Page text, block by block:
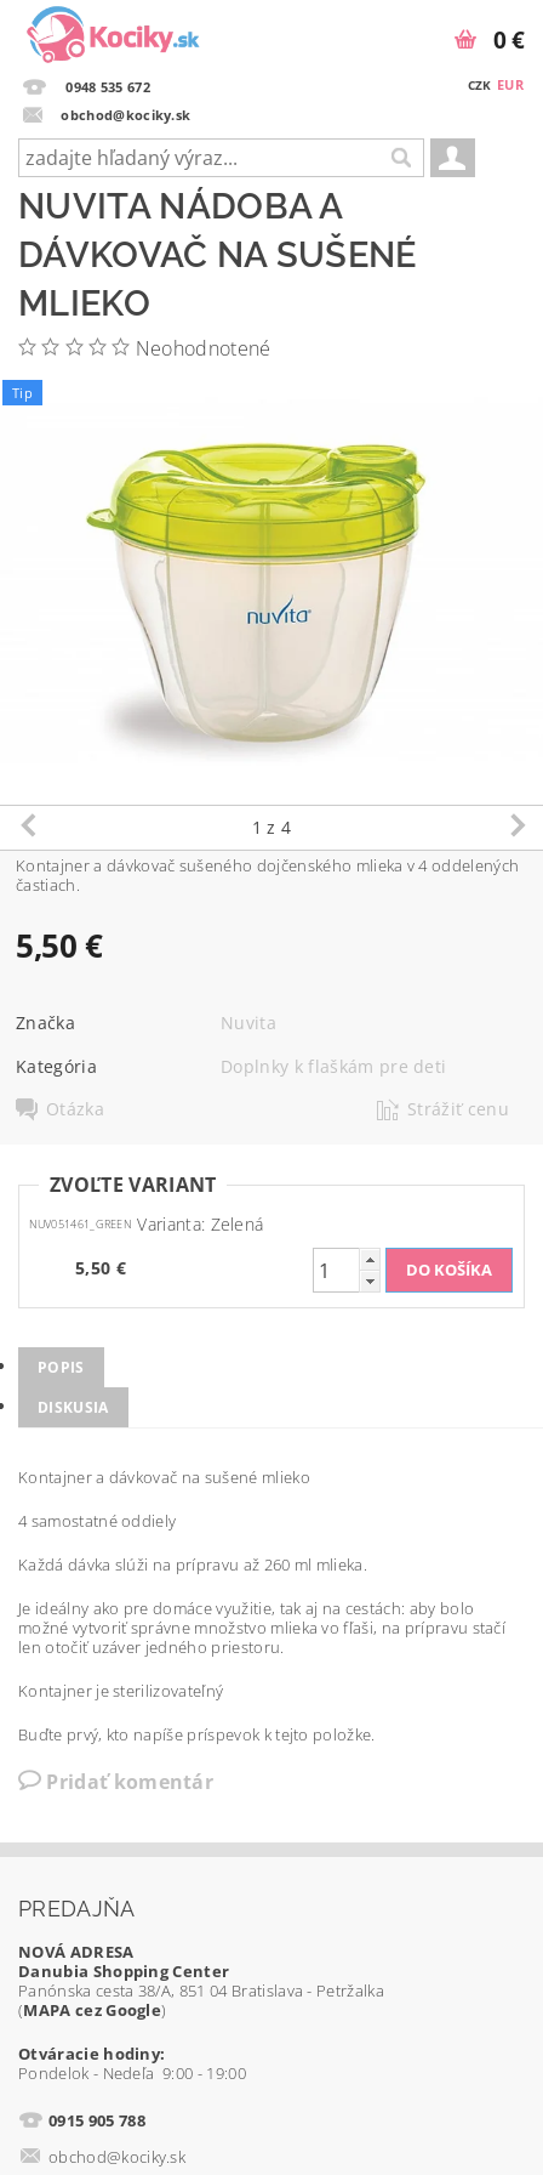
0948 535 672
obchod@kociky.sk
CZK EUR
0 €
NUVITA NÁDOBA A
DÁVKOVAČ NA SUŠENÉ
MLIEKO
Neohodnotené
Tip
1 z 4
Kontajner a dávkovač sušeného dojčenského mlieka v 4 oddelených
častiach.
5,50 €
Značka
Nuvita
Kategória
Doplnky k flaškám pre deti
Otázka
Strážiť cenu
ZVOĽTE VARIANT
NUV051461_GREEN Varianta: Zelená
5,50 €
POPIS
DISKUSIA
Kontajner a dávkovač na sušené mlieko
4 samostatné oddiely
Každá dávka slúži na prípravu až 260 ml mlieka.
Je ideálny ako pre domáce využitie, tak aj na cestách: aby bolo
možné vytvoriť správne množstvo mlieka vo fľaši, na prípravu stačí
len otočiť uzáver jedného priestoru.
Kontajner je sterilizovateľný
Buďte prvý, kto napíše príspevok k tejto položke.
Pridať komentár
PREDAJŇA
NOVÁ ADRESA
Danubia Shopping Center
Panónska cesta 38/A, 851 04 Bratislava - Petržalka
(MAPA cez Google)
Otváracie hodiny:
Pondelok - Nedeľa 9:00 - 19:00
0915 905 788
obchod@kociky.sk